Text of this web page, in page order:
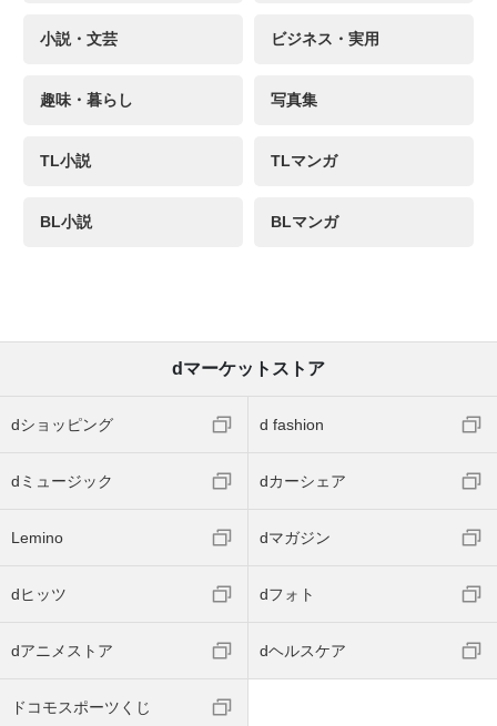
小説・文芸 ビジネス・実用
趣味・暮らし 写真集
TL小説 TLマンガ
BL小説 BLマンガ
dマーケットストア
dショッピング d fashion
dミュージック dカーシェア
Lemino dマガジン
dヒッツ dフォト
dアニメストア dヘルスケア
ドコモスポーツくじ